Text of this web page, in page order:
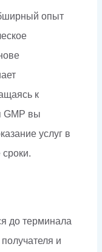
опыт
к
GMP вы
услуг в
до терминала
и